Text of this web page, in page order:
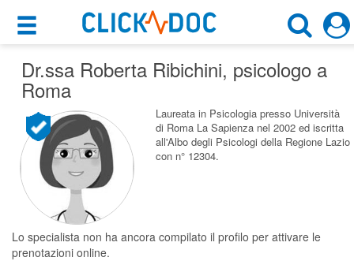
×
Motore di ricerca
×
Psicologo
Roma (RM)
Cosa possiamo offrirti
Per i pazienti
Prenota una visita
Ricerca specialisti
Consulti online
(su medicitalia.it)
Dr.ssa Roberta Ribichini, psicologo a
Roma
Laureata in Psicologia presso Università
di Roma La Sapienza nel 2002 ed iscritta
all'Albo degli Psicologi della Regione Lazio
con n° 12304.
Lo specialista non ha ancora compilato il profilo per attivare le
prenotazioni online.